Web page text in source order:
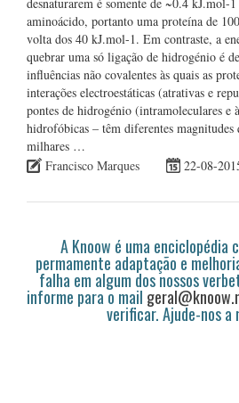
aminoácido, portanto uma proteína de
volta dos 40 kJ.mol-1. Em contraste, a
quebrar uma só ligação de hidrogénio é
influências não covalentes às quais as
interações electroestáticas (atrativas e
pontes de hidrogénio (intramoleculares e
hidrofóbicas – têm diferentes
milhares …
Francisco Marques
22-08-
A Knoow é uma enciclopédia
permamente adaptação e
falha em algum dos nossos
informe para o mail
verificar. Ajude-nos a